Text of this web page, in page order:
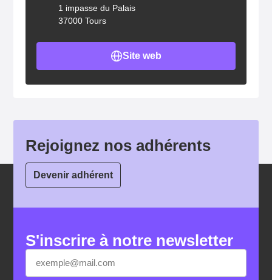
1 impasse du Palais
37000 Tours
Site web
Rejoignez nos adhérents
Devenir adhérent
S'inscrire à notre newsletter
mail*